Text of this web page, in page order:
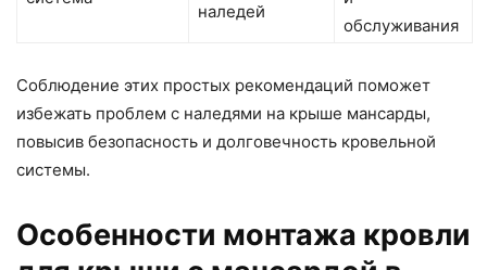
наледей
обслуживания
Соблюдение этих простых рекомендаций поможет
избежать проблем с наледями на крыше мансарды,
повысив безопасность и долговечность кровельной
системы.
Особенности монтажа кровли